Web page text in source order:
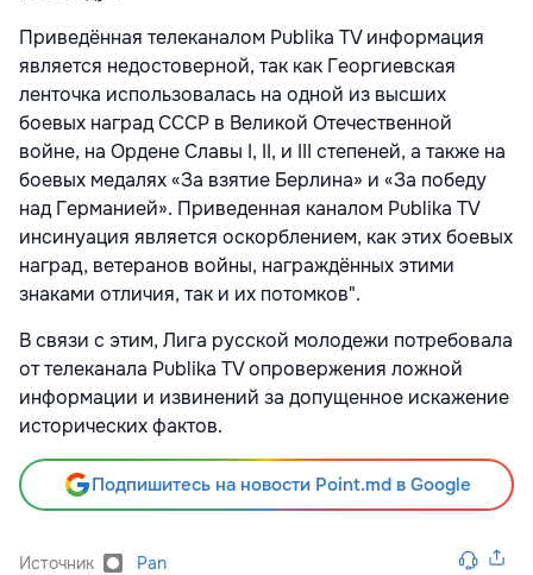
Приведённая телеканалом Publika TV информация
является недостоверной, так как Георгиевская
ленточка использовалась на одной из высших
боевых наград СССР в Великой Отечественной
войне, на Ордене Славы I, II, и III степеней, а также на
боевых медалях «За взятие Берлина» и «За победу
над Германией». Приведенная каналом Publika TV
инсинуация является оскорблением, как этих боевых
наград, ветеранов войны, награждённых этими
знаками отличия, так и их потомков".
В связи с этим, Лига русской молодежи потребовала
от телеканала Publika TV опровержения ложной
информации и извинений за допущенное искажение
исторических фактов.
Подпишитесь на новости Point.md в Google
Источник Pan